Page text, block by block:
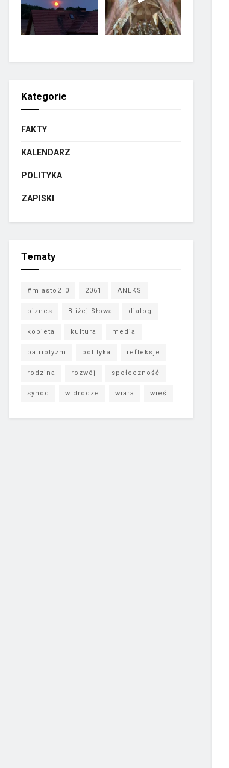
Kategorie
FAKTY
KALENDARZ
POLITYKA
ZAPISKI
Tematy
#miasto2_0 2061 ANEKS
biznes Bliżej Słowa dialog
kobieta kultura media
patriotyzm polityka refleksje
rodzina rozwój społeczność
synod w drodze wiara wieś